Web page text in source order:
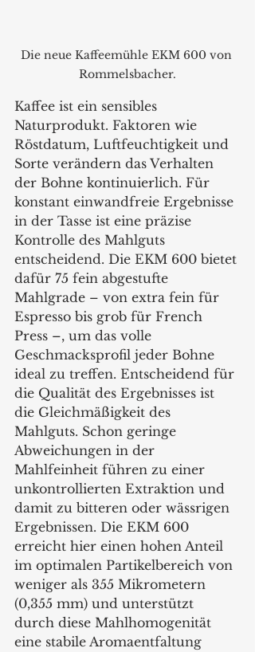
Die neue Kaffeemühle EKM 600 von
Rommelsbacher.
Kaffee ist ein sensibles
Naturprodukt. Faktoren wie
Röstdatum, Luftfeuchtigkeit und
Sorte verändern das Verhalten
der Bohne kontinuierlich. Für
konstant einwandfreie Ergebnisse
in der Tasse ist eine präzise
Kontrolle des Mahlguts
entscheidend. Die EKM 600 bietet
dafür 75 fein abgestufte
Mahlgrade – von extra fein für
Espresso bis grob für French
Press –, um das volle
Geschmacksprofil jeder Bohne
ideal zu treffen. Entscheidend für
die Qualität des Ergebnisses ist
die Gleichmäßigkeit des
Mahlguts. Schon geringe
Abweichungen in der
Mahlfeinheit führen zu einer
unkontrollierten Extraktion und
damit zu bitteren oder wässrigen
Ergebnissen. Die EKM 600
erreicht hier einen hohen Anteil
im optimalen Partikelbereich von
weniger als 355 Mikrometern
(0,355 mm) und unterstützt
durch diese Mahlhomogenität
eine stabile Aromaentfaltung